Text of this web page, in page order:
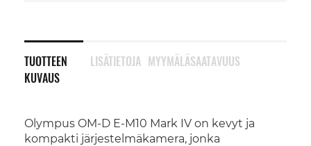
TUOTTEEN
KUVAUS
Olympus OM-D E-M10 Mark IV on kevyt ja
kompakti järjestelmäkamera, jonka
LISÄTIETOJA MYYMÄLÄSAATAVUUS